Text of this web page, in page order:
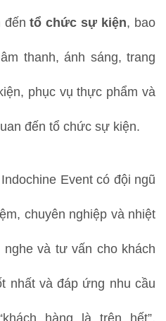
đếntổ chức sự kiện, bao
thanh, ánh sáng, trang
phục vụ thực phẩm và
đến tổ chức sự kiện.
Event có đội ngũ
chuyên nghiệp và nhiệt
và tư vấn cho khách
nhất và đáp ứng nhu cầu
hàng là trên hết”,